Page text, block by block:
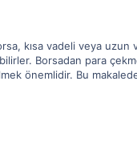
kısa vadeli veya
Borsadan para
önemlidir. Bu